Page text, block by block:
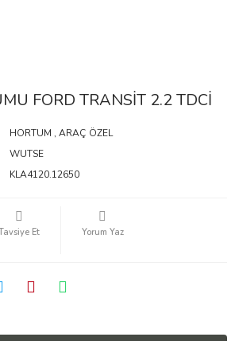
FORD TRANSİT 2.2 TDCİ
HORTUM ,ARAÇ ÖZEL
WUTSE
KLA4120.12650
Et Yorum Yaz